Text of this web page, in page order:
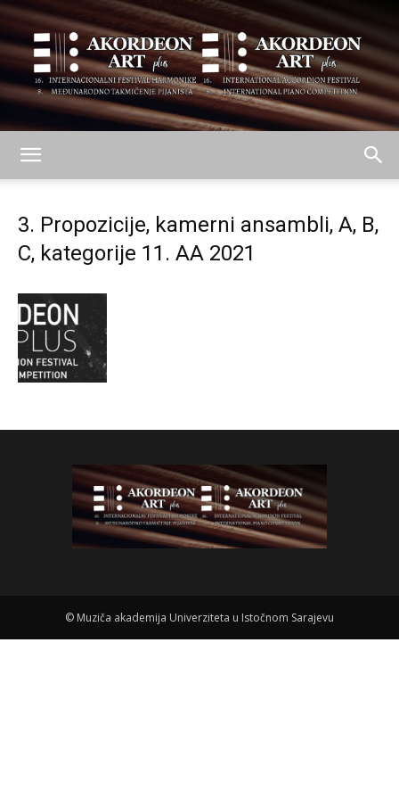
ART
3. Propozicije, kamerni ansambli, A, B,
C, kategorije 11. AA 2021
© Muziča akademija Univerziteta u Istočnom Sarajevu